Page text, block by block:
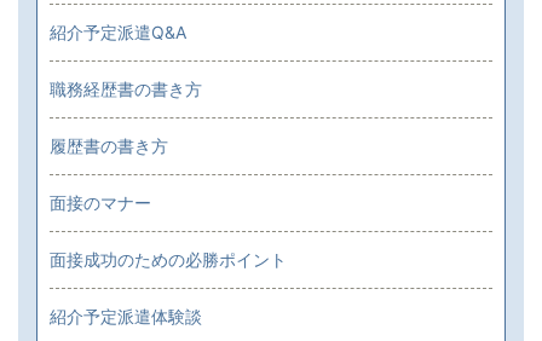
紹介予定派遣Q&A
職務経歴書の書き方
履歴書の書き方
面接のマナー
面接成功のための必勝ポイント
紹介予定派遣体験談